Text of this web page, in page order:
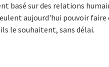
basé sur des relations
aujourd'hui pouvoir faire
le souhaitent, sans délai.